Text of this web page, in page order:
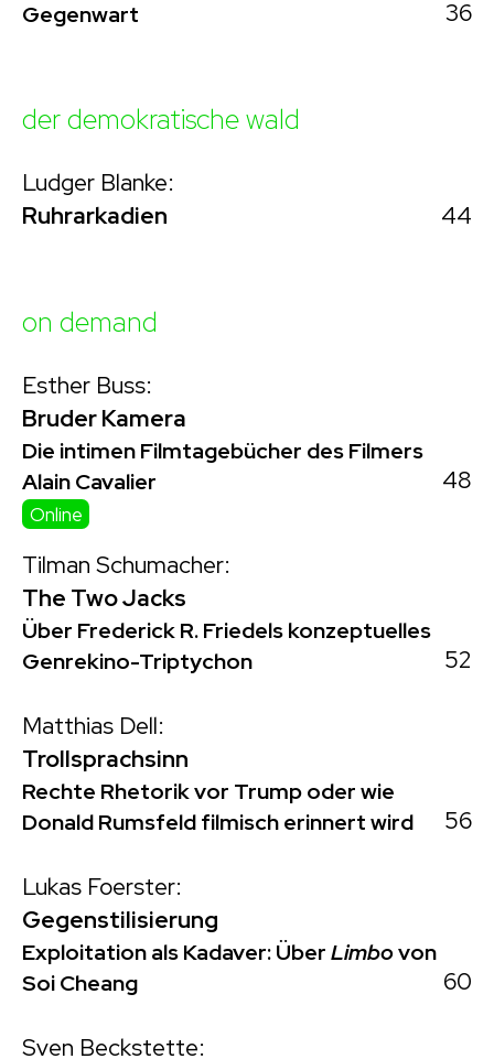
Gegenwart 36
der demokratische wald
Ludger Blanke:
Ruhrarkadien
44
on demand
Esther Buss:
Bruder Kamera
Die intimen Filmtagebücher des Filmers
Alain Cavalier
Online
48
Tilman Schumacher:
The Two Jacks
Über Frederick R. Friedels konzeptuelles
Genrekino-Triptychon
52
Matthias Dell:
Trollsprachsinn
Rechte Rhetorik vor Trump oder wie
Donald Rumsfeld filmisch erinnert wird
56
Lukas Foerster:
Gegenstilisierung
Exploitation als Kadaver: ÜberLimbovon
Soi Cheang
60
Sven Beckstette: